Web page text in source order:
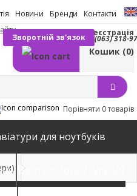
Новини Бренди Контакти
(063) 318-
Зворотній зв'язок
Вхід Реєстрація
Кошик (0)
Порівняти 0 товарів
для ноутбуків
Вентилятори (Кулери)